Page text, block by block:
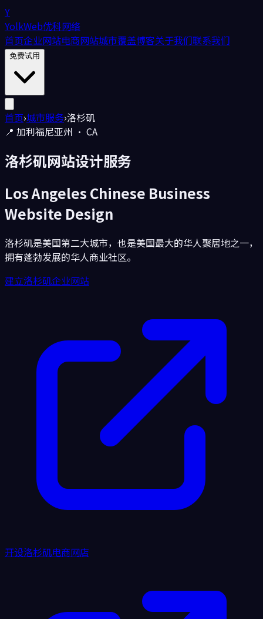
Y
YolkWeb优科网络
首页企业网站电商网站城市覆盖博客关于我们联系我们
免费试用
首页›城市服务›洛杉矶
📍 加利福尼亚州 · CA
洛杉矶网站设计服务
Los Angeles Chinese Business
Website Design
洛杉矶是美国第二大城市，也是美国最大的华人聚居地之一，
拥有蓬勃发展的华人商业社区。
建立洛杉矶企业网站
开设洛杉矶电商网店